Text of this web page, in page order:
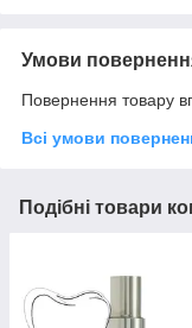
Умови
Повернення товару
Всі умови
Подібні товари